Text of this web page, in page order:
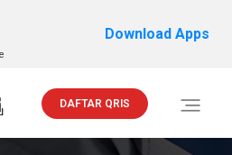
Download Apps
Toggle
DAFTAR QRIS